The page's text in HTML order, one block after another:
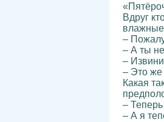
Вдруг
–
– А ты
–
– Это же
Какая
–
– А я